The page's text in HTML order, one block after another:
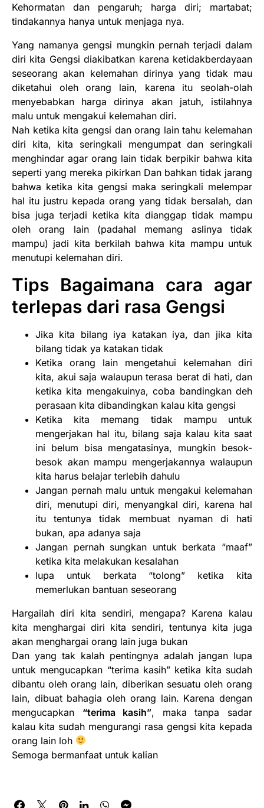
Kehormatan dan pengaruh; harga diri; martabat;
tindakannya hanya untuk menjaga nya.
Yang namanya gengsi mungkin pernah terjadi dalam
diri kita Gengsi diakibatkan karena ketidakberdayaan
seseorang akan kelemahan dirinya yang tidak mau
diketahui oleh orang lain, karena itu seolah-olah
menyebabkan harga dirinya akan jatuh, istilahnya
malu untuk mengakui kelemahan diri.
Nah ketika kita gengsi dan orang lain tahu kelemahan
diri kita, kita seringkali mengumpat dan seringkali
menghindar agar orang lain tidak berpikir bahwa kita
seperti yang mereka pikirkan Dan bahkan tidak jarang
bahwa ketika kita gengsi maka seringkali melempar
hal itu justru kepada orang yang tidak bersalah, dan
bisa juga terjadi ketika kita dianggap tidak mampu
oleh orang lain (padahal memang aslinya tidak
mampu) jadi kita berkilah bahwa kita mampu untuk
menutupi kelemahan diri.
Tips Bagaimana cara agar
terlepas dari rasa Gengsi
Jika kita bilang iya katakan iya, dan jika kita
bilang tidak ya katakan tidak
Ketika orang lain mengetahui kelemahan diri
kita, akui saja walaupun terasa berat di hati, dan
ketika kita mengakuinya, coba bandingkan deh
perasaan kita dibandingkan kalau kita gengsi
Ketika kita memang tidak mampu untuk
mengerjakan hal itu, bilang saja kalau kita saat
ini belum bisa mengatasinya, mungkin besok-
besok akan mampu mengerjakannya walaupun
kita harus belajar terlebih dahulu
Jangan pernah malu untuk mengakui kelemahan
diri, menutupi diri, menyangkal diri, karena hal
itu tentunya tidak membuat nyaman di hati
bukan, apa adanya saja
Jangan pernah sungkan untuk berkata “maaf”
ketika kita melakukan kesalahan
lupa untuk berkata “tolong” ketika kita
memerlukan bantuan seseorang
Hargailah diri kita sendiri, mengapa? Karena kalau
kita menghargai diri kita sendiri, tentunya kita juga
akan menghargai orang lain juga bukan
Dan yang tak kalah pentingnya adalah jangan lupa
untuk mengucapkan “terima kasih” ketika kita sudah
dibantu oleh orang lain, diberikan sesuatu oleh orang
lain, dibuat bahagia oleh orang lain. Karena dengan
mengucapkan “terima kasih”, maka tanpa sadar
kalau kita sudah mengurangi rasa gengsi kita kepada
orang lain loh
Semoga bermanfaat untuk kalian